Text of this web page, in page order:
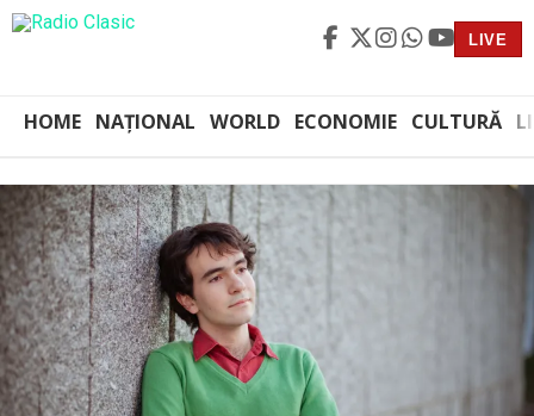
LIVE
HOME NAȚIONAL WORLD ECONOMIE CULTURĂ